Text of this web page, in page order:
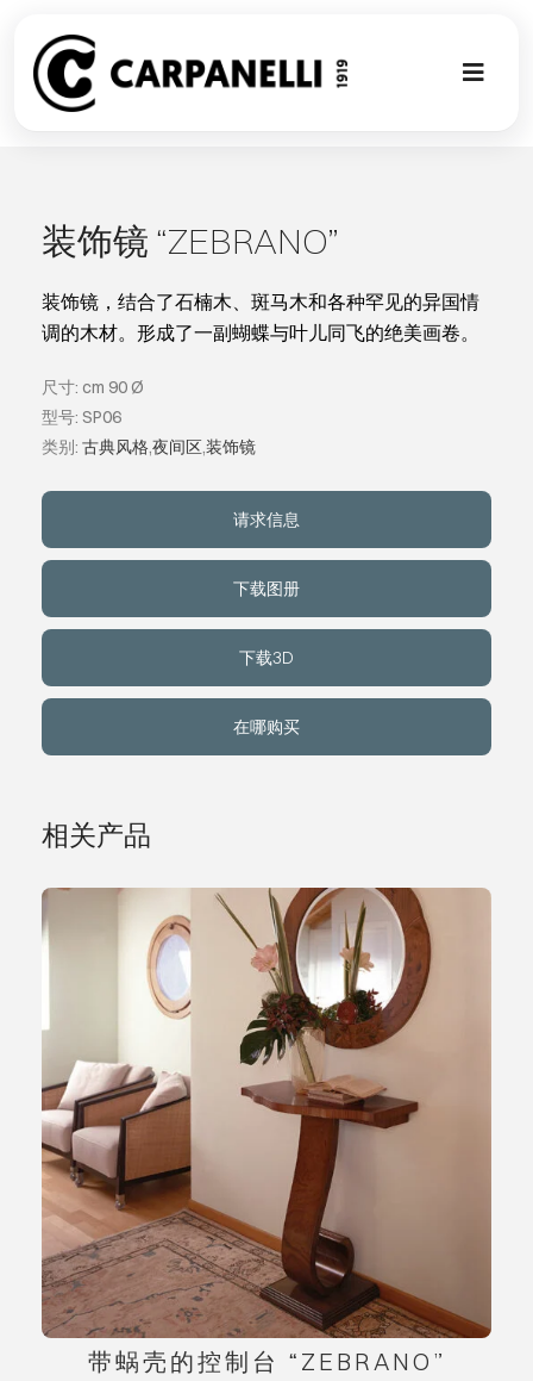
content
Toggle
现代风格
联系方式
装饰镜 “ZEBRANO”
装饰镜，结合了石楠木、斑马木和各种罕见的异国情
调的木材。形成了一副蝴蝶与叶儿同飞的绝美画卷。
尺寸: cm 90 Ø
型号: SP06
类别: 古典风格,夜间区,装饰镜
请求信息
下载图册
下载3D
在哪购买
相关产品
带蜗壳的控制台 “ZEBRANO”